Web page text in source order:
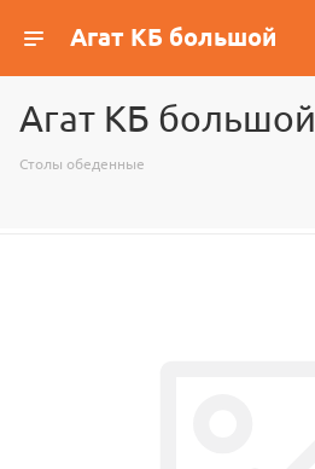
Агат КБ большой
Агат КБ большой
Столы обеденные